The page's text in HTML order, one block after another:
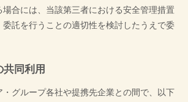
合には、当該第三者における安全管理措置
託を行うことの適切性を検討したうえで委
同利用
・グループ各社や提携先企業との間で、以下